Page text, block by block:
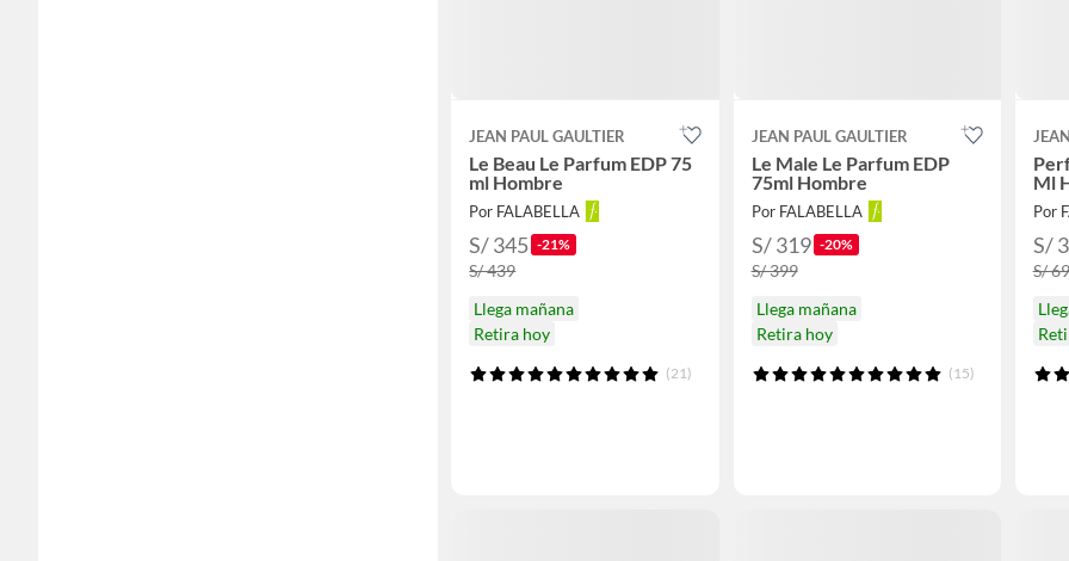
JEAN PAUL GAULTIER
Le Beau Le Parfum EDP 75
ml Hombre
Por FALABELLA
S/ 345 -21%
S/ 439
Llega mañana
Retira hoy
(21)
JEAN PAUL GAULTIER
Le Male Le Parfum EDP
75ml Hombre
Por FALABELLA
S/ 319 -20%
S/ 399
Llega mañana
Retira hoy
(15)
Ml
Por
S/
S/